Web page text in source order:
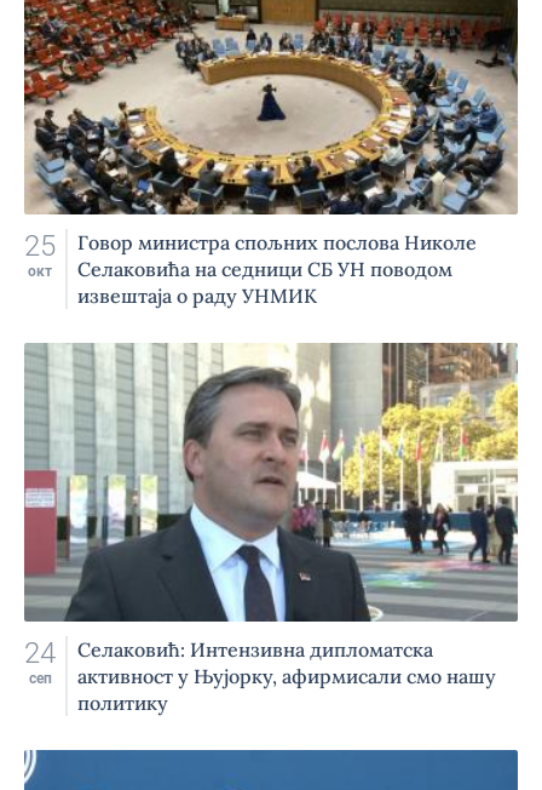
25
окт
Говор министра спољних послова Николе
Селаковића на седници СБ УН поводом
извештаја о раду УНМИК
24
сеп
Селаковић: Интензивна дипломатска
активност у Њујорку, афирмисали смо нашу
политику